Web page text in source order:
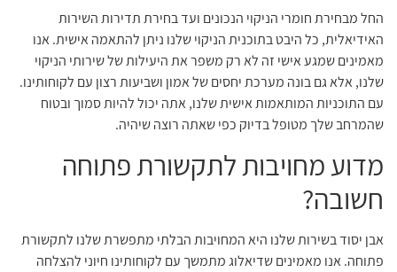
החל מבחירת חומרי הניקוי הנכונים ועד בחירת תדירות השירות
האידיאלית, כל היבט בתוכנית הניקוי שלנו ניתן להתאמה אישית. אנו
מאמינים שמגע אישי זה לא רק משפר את היעילות של שירותי הניקוי
שלנו, אלא גם בונה מערכת יחסים של אמון ושביעות רצון עם לקוחותינו.
עם התוכניות המותאמות אישית שלנו, אתה יכול להיות סמוך ובטוח
שהמרחב שלך מטופל בדיוק כפי שאתה רוצה שיהיה.
מדוע מחויבות לתקשורת פתוחה
חשובה?
אבן יסוד בשירות שלנו היא המחויבות הבלתי מתפשרת שלנו לתקשורת
פתוחה. אנו מאמינים שדיאלוג מתמשך עם לקוחותינו חיוני להצלחה